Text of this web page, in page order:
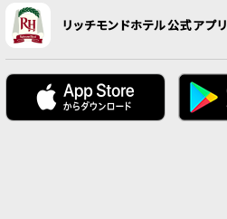
リッチモンドホテル公式アプリ